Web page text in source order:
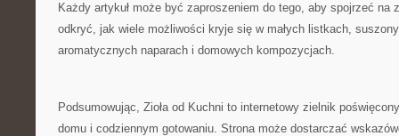
Każdy artykuł może być zaproszeniem do tego, aby spojrzeć na
odkryć, jak wiele możliwości kryje się w małych listkach,
aromatycznych naparach i domowych kompozycjach.
Podsumowując, Zioła od Kuchni to internetowy zielnik
domu i codziennym gotowaniu. Strona może dostarczać